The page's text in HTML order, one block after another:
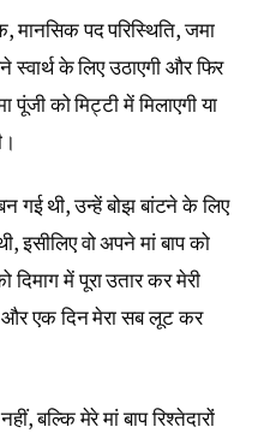
मानसिक पद परिस्थिति, जमा
स्वार्थ के लिए उठाएगी और फिर
को मिट्टी में मिलाएगी या
गई थी, उन्हें बोझ बांटने के लिए
इसीलिए वो अपने मां बाप को
में पूरा उतार कर मेरी
एक दिन मेरा सब लूट कर
बल्कि मेरे मां बाप रिश्तेदारों